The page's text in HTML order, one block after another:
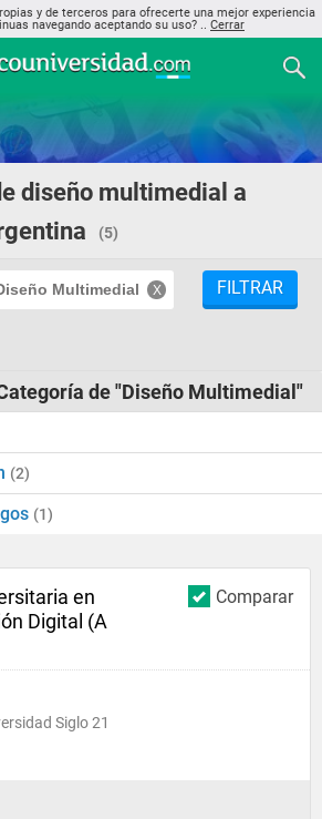
y de terceros para ofrecerte una mejor experiencia
navegando aceptando su uso? .. Cerrar
diseño multimedial a
(5)
Multimedial FILTRAR
de "Diseño Multimedial"
(2)
(1)
Comparar
en
Digital (A
Siglo 21